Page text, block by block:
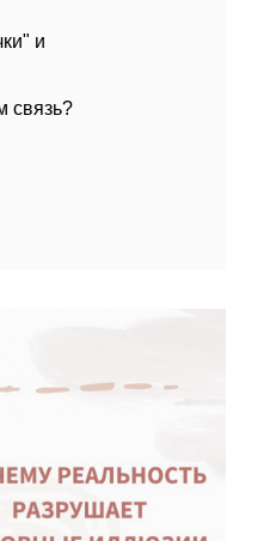
и
связь?